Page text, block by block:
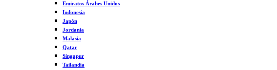
Emiratos Árabes Unidos
Indonesia
Japón
Jordania
Malasia
Qatar
Singapur
Tailandia